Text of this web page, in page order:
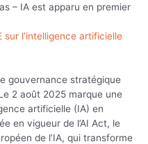
– IA est apparu en premier
sur l’intelligence artificielle
gouvernance stratégique
2 août 2025 marque une
artificielle (IA) en
en vigueur de l’AI Act, le
de l’IA, qui transforme